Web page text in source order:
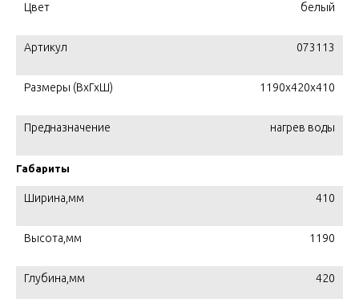
Цвет белый
Артикул 073113
Размеры (ВхГхШ) 1190x420x410
Предназначение нагрев воды
Габариты
Ширина,мм 410
Высота,мм 1190
Глубина,мм 420